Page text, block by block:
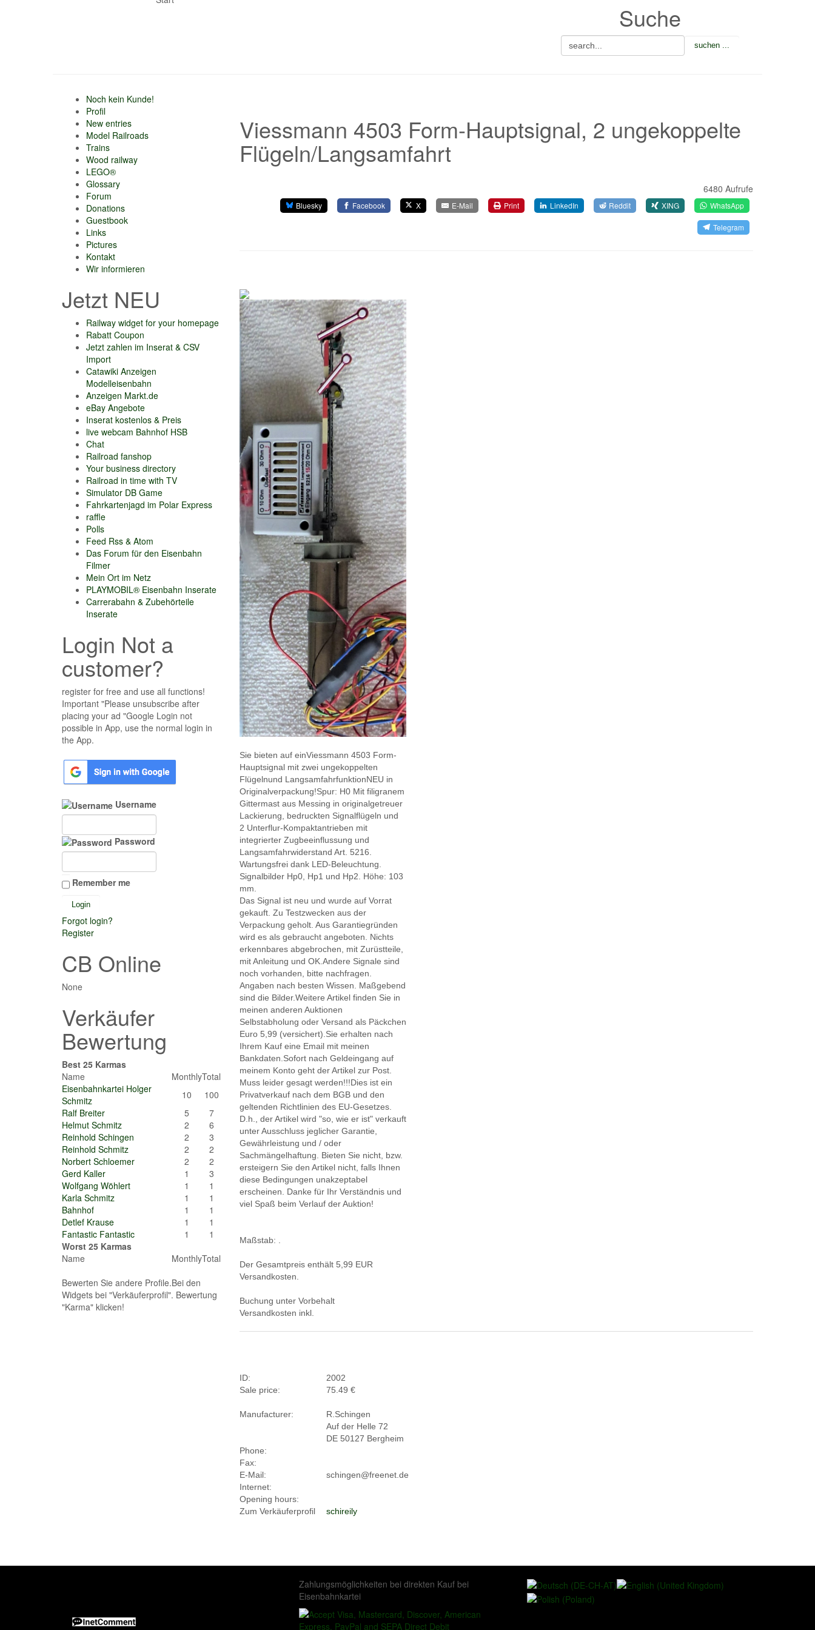
Suche
Noch kein Kunde!
Profil
New entries
Model Railroads
Trains
Wood railway
LEGO®
Glossary
Forum
Donations
Guestbook
Links
Pictures
Kontakt
Wir informieren
Jetzt NEU
Railway widget for your homepage
Rabatt Coupon
Jetzt zahlen im Inserat & CSV
Import
Catawiki Anzeigen
Modelleisenbahn
Anzeigen Markt.de
eBay Angebote
Inserat kostenlos & Preis
live webcam Bahnhof HSB
Chat
Railroad fanshop
Your business directory
Railroad in time with TV
Simulator DB Game
Fahrkartenjagd im Polar Express
raffle
Polls
Feed Rss & Atom
Das Forum für den Eisenbahn
Filmer
Mein Ort im Netz
PLAYMOBIL® Eisenbahn Inserate
Carrerabahn & Zubehörteile
Inserate
Login Not a
customer?
register for free and use all functions!
Important "Please unsubscribe after
placing your ad "Google Login not
possible in App, use the normal login in
the App.
Username
Password
Remember me
Forgot login?
Register
CB Online
None
Verkäufer
Bewertung
Best 25 Karmas
Name
MonthlyTotal
Eisenbahnkartei Holger
Schmitz
10
100
Ralf Breiter
5
7
Helmut Schmitz
2
6
Reinhold Schingen
2
3
Reinhold Schmitz
2
2
Norbert Schloemer
2
2
Gerd Kaller
1
3
Wolfgang Wöhlert
1
1
Karla Schmitz
1
1
Bahnhof
1
1
Detlef Krause
1
1
Fantastic Fantastic
1
1
Worst 25 Karmas
Name
MonthlyTotal
Bewerten Sie andere Profile.Bei den
Widgets bei "Verkäuferprofil". Bewertung
"Karma" klicken!
Viessmann 4503 Form-Hauptsignal, 2 ungekoppelte
Flügeln/Langsamfahrt
6480 Aufrufe
Bluesky Facebook X E-Mail Print LinkedIn Reddit XING WhatsApp
Telegram
Sie bieten auf einViessmann 4503 Form-
Hauptsignal mit zwei ungekoppelten
Flügelnund LangsamfahrfunktionNEU in
Originalverpackung!Spur: H0 Mit filigranem
Gittermast aus Messing in originalgetreuer
Lackierung, bedruckten Signalflügeln und
2 Unterflur-Kompaktantrieben mit
integrierter Zugbeeinflussung und
Langsamfahrwiderstand Art. 5216.
Wartungsfrei dank LED-Beleuchtung.
Signalbilder Hp0, Hp1 und Hp2. Höhe: 103
mm.
Das Signal ist neu und wurde auf Vorrat
gekauft. Zu Testzwecken aus der
Verpackung geholt. Aus Garantiegründen
wird es als gebraucht angeboten. Nichts
erkennbares abgebrochen, mit Zurüstteile,
mit Anleitung und OK.Andere Signale sind
noch vorhanden, bitte nachfragen.
Angaben nach besten Wissen. Maßgebend
sind die Bilder.Weitere Artikel finden Sie in
meinen anderen Auktionen
Selbstabholung oder Versand als Päckchen
Euro 5,99 (versichert).Sie erhalten nach
Ihrem Kauf eine Email mit meinen
Bankdaten.Sofort nach Geldeingang auf
meinem Konto geht der Artikel zur Post.
Muss leider gesagt werden!!!Dies ist ein
Privatverkauf nach dem BGB und den
geltenden Richtlinien des EU-Gesetzes.
D.h., der Artikel wird "so, wie er ist" verkauft
unter Ausschluss jeglicher Garantie,
Gewährleistung und / oder
Sachmängelhaftung. Bieten Sie nicht, bzw.
ersteigern Sie den Artikel nicht, falls Ihnen
diese Bedingungen unakzeptabel
erscheinen. Danke für Ihr Verständnis und
viel Spaß beim Verlauf der Auktion!
Maßstab: .
Der Gesamtpreis enthält 5,99 EUR
Versandkosten.
Buchung unter Vorbehalt
Versandkosten inkl.
ID:
2002
Sale price:
75.49 €
Manufacturer:
R.Schingen
Auf der Helle 72
DE 50127 Bergheim
Phone:
Fax:
E-Mail:
schingen@freenet.de
Internet:
Opening hours:
Zum Verkäuferprofil
schireily
Zahlungsmöglichkeiten bei direkten Kauf bei
Eisenbahnkartei